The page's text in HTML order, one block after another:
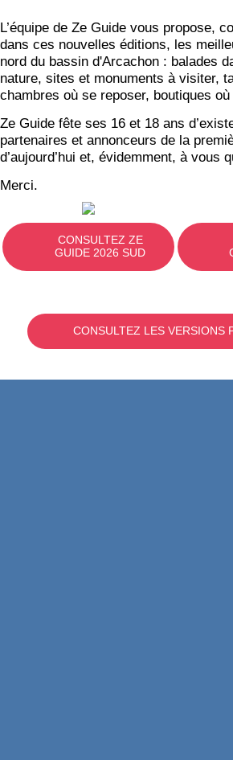
L’équipe de Ze Guide vous propose,
dans ces nouvelles éditions, les
nord du bassin d'Arcachon : balades
nature, sites et monuments à visiter,
chambres où se reposer, boutiques
Ze Guide fête ses 16 et 18 ans
partenaires et annonceurs de la
d’aujourd’hui et, évidemment, à vous
Merci.
CONSULTEZ ZE
GUIDE 2026 SUD
CONSULTEZ LES VERSIONS